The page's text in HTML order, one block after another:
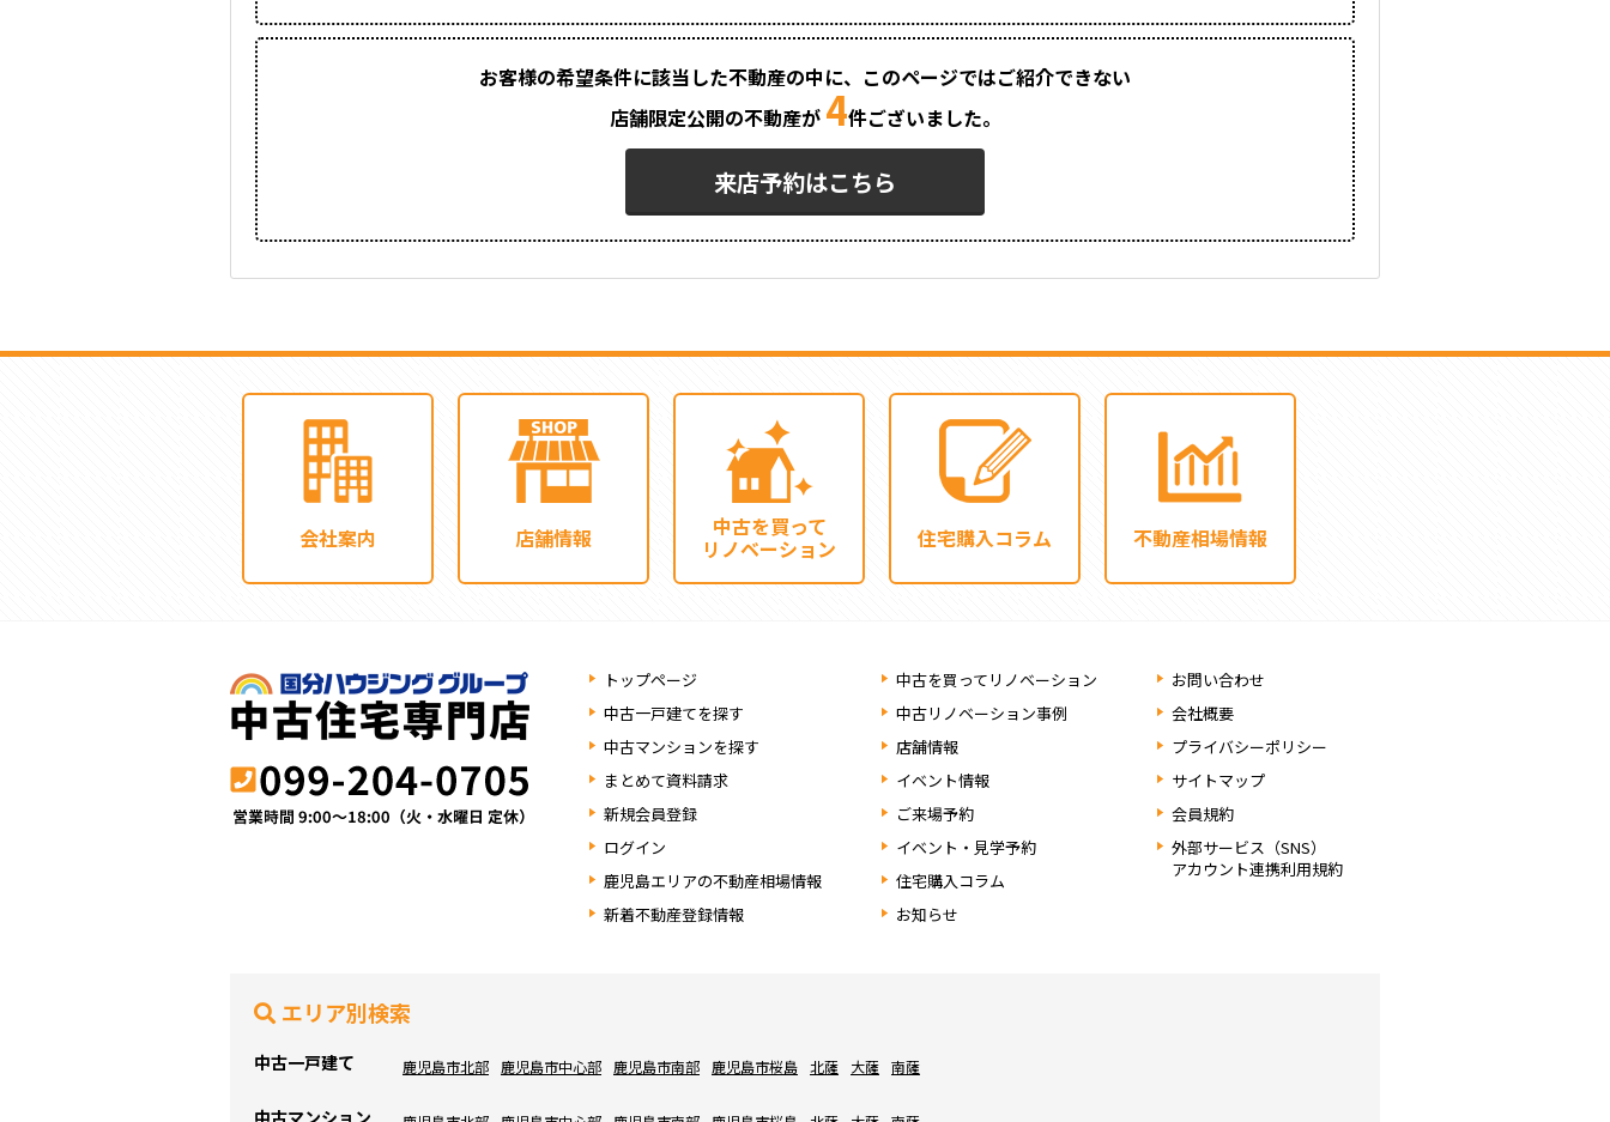
お客様の希望条件に該当した不動産の中に、 このページではご紹介できない
店舗限定公開の不動産が 4件ございました。
来店予約はこちら
会社案内 店舗情報 中古を買って
リノベーション 住宅購入コラム 不動産相場情報
トップページ
中古一戸建てを探す
中古マンションを探す
まとめて資料請求
新規会員登録
ログイン
鹿児島エリアの不動産相場情報
新着不動産登録情報
中古を買ってリノベーション
中古リノベーション事例
店舗情報
イベント情報
ご来場予約
イベント・見学予約
住宅購入コラム
お知らせ
お問い合わせ
会社概要
プライバシーポリシー
サイトマップ
会員規約
外部サービス（SNS）
アカウント連携利用規約
エリア別検索
中古一戸建て 鹿児島市北部 鹿児島市中心部 鹿児島市南部 鹿児島市桜島 北薩 大薩 南薩
中古マンション